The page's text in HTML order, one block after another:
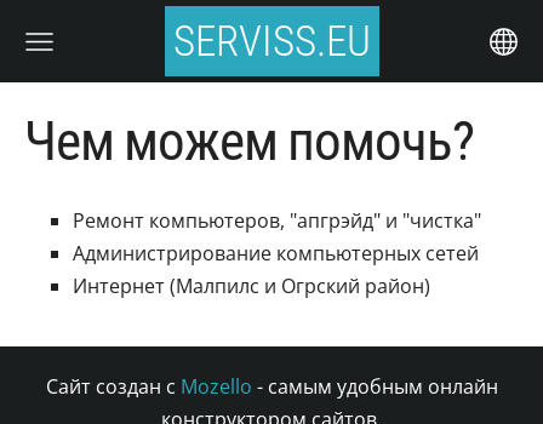
SERVISS.EU
Чем можем помочь?
Ремонт компьютеров, "апгрэйд" и "чистка"
Администрирование компьютерных сетей
Интернет (Малпилс и Огрский район)
Сайт создан с Mozello - самым удобным онлайн